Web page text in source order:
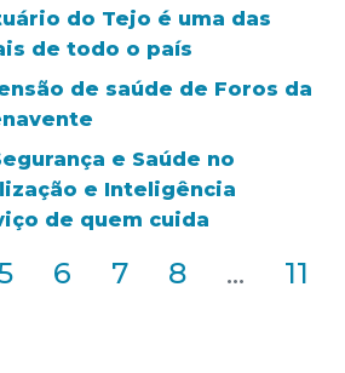
do Tejo é uma das
de todo o país
de saúde de Foros da
e Saúde no
e Inteligência
de quem cuida
6 7 8 ... 11